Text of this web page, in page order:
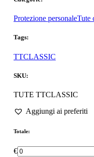
Protezione personaleTute
Tags:
TTCLASSIC
SKU:
TUTE TTCLASSIC
Aggiungi ai preferiti
Totale:
€